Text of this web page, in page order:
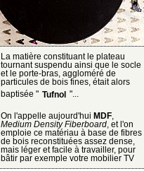
La matière constituant le plateau
tournant suspendu ainsi que le socle
et le porte-bras, aggloméré de
particules de bois fines, était alors
baptisée " Tufnol "...
On l'appelle aujourd'hui MDF
Medium Density Fiberboard , et l'on
emploie ce matériau à base de fibres
de bois reconstituées assez dense,
mais léger et facile à travailler, pour
bâtir par exemple votre mobilier TV